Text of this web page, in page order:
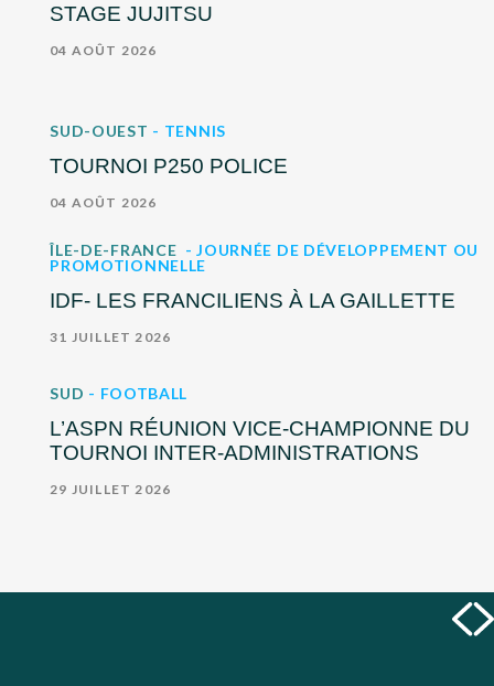
STAGE JUJITSU
04 AOÛT 2026
SUD-OUEST - TENNIS
TOURNOI P250 POLICE
04 AOÛT 2026
ÎLE-DE-FRANCE - JOURNÉE DE DÉVELOPPEMENT OU
PROMOTIONNELLE
IDF- LES FRANCILIENS À LA GAILLETTE
31 JUILLET 2026
SUD - FOOTBALL
L’ASPN RÉUNION VICE-CHAMPIONNE DU
TOURNOI INTER-ADMINISTRATIONS
29 JUILLET 2026